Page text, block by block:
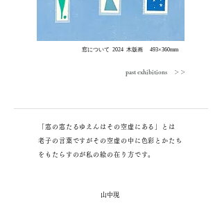
窓について 2024 木版画 493×360mm
past exhibitions ＞＞
「窓の窓たるゆえんはその空虚にある」とは
老子の言葉ですが その空虚の中に色彩とかたち
をもたらすのが私の絵の在り方です。
山中現